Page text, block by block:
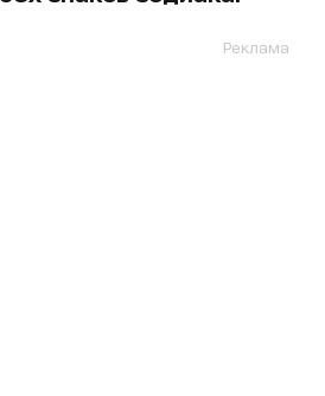
Реклама